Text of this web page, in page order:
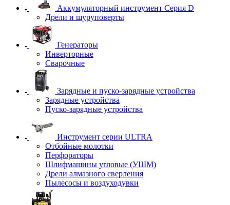
Аккумуляторный инструмент Серия D
Дрели и шуруповерты
Генераторы
Инверторные
Сварочные
Зарядные и пуско-зарядные устройства
Зарядные устройства
Пуско-зарядные устройства
Инструмент серии ULTRA
Отбойные молотки
Перфораторы
Шлифмашины угловые (УШМ)
Дрели алмазного сверления
Пылесосы и воздуходувки